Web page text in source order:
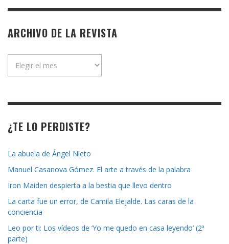
ARCHIVO DE LA REVISTA
¿TE LO PERDISTE?
La abuela de Ángel Nieto
Manuel Casanova Gómez. El arte a través de la palabra
Iron Maiden despierta a la bestia que llevo dentro
La carta fue un error, de Camila Elejalde. Las caras de la
conciencia
Leo por ti: Los vídeos de ‘Yo me quedo en casa leyendo’ (2ª
parte)